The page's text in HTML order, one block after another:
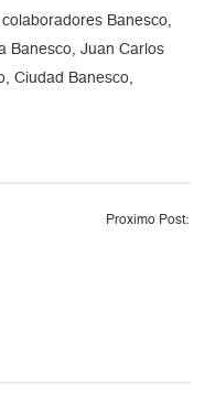
Banesco,
Banesco, Juan Carlos
Ciudad Banesco,
Proximo Post: